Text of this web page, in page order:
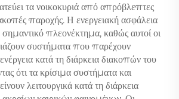
τα νοικοκυριά από απρόβλεπτες
παροχής. Η ενεργειακή ασφάλεια
πλεονέκτημα, καθώς αυτοί οι
συστήματα που παρέχουν
κατά τη διάρκεια διακοπών του
ότι τα κρίσιμα συστήματα και
λειτουργικά κατά τη διάρκεια